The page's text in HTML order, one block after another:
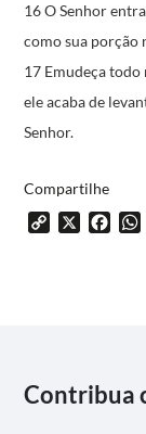
16 O Senhor
como sua porção
17 Emudeça
ele acaba de
Senhor.
Compartilhe
Copy X
Contribua